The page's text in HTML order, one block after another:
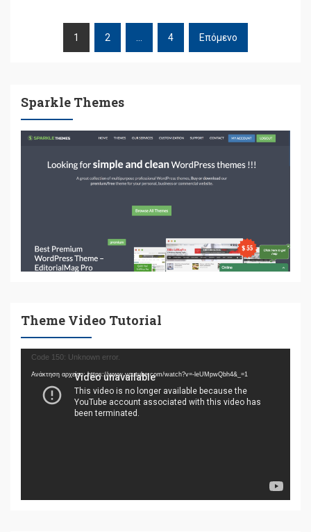
ΠΛΟΉΓΗΣΗ
1 2 … 4 Επόμενο
Sparkle Themes
Theme Video Tutorial
Πρόγραμμα
Αναπαραγωγής
Βίντεο
Code 150: Unknown error.
Ανάκτηση αρχείου: https://www.youtube.com/watch?v=-leUMpwQbh4&_=1